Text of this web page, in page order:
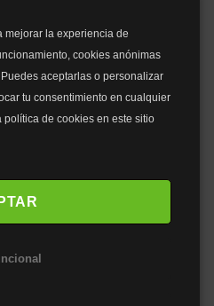
mejorar la experiencia de
cookies anónimas
aceptarlas o personalizar
tu consentimiento en cualquier
de cookies en este sitio